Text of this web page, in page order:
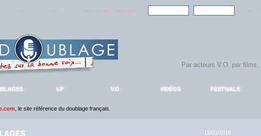
V.F V.O VIDÉOS FESTIVALS
, le site référence du doublage français.
15/01/2018